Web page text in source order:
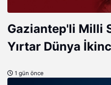
Gaziantep'li Milli
Yırtar Dünya
1 gün önce